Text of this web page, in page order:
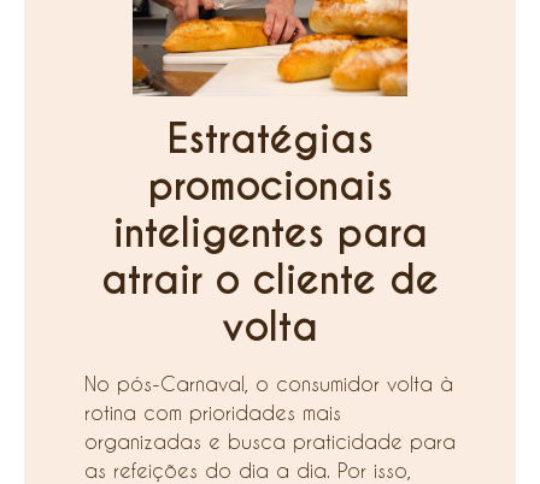
Estratégias
promocionais
inteligentes para
atrair o cliente de
volta
No pós-Carnaval, o consumidor volta à
rotina com prioridades mais
organizadas e busca praticidade para
as refeições do dia a dia. Por isso,